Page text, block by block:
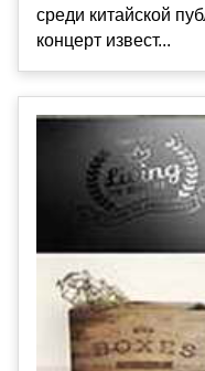
среди китайской
концерт извест...